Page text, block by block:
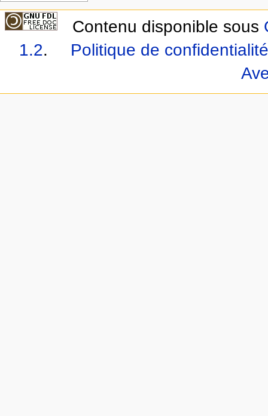
Contenu disponible sous
1.2.
Politique de